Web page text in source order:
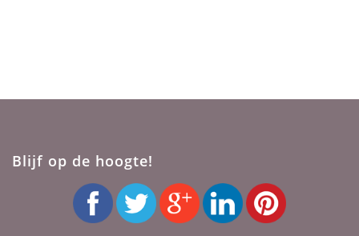
Blijf op de hoogte!